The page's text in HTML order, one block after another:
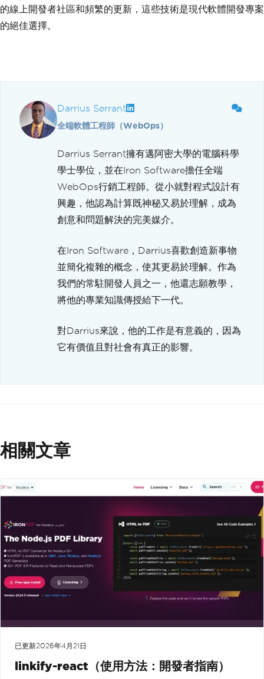
的線上開發者社區和頻繁的更新，這些技術是現代軟體開發專案
的絕佳選擇。
Darrius Serrant
全端軟體工程師（WebOps）
Darrius Serrant擁有邁阿密大學的電腦科學
學士學位，並在Iron Software擔任全端
WebOps行銷工程師。從小就對程式設計有
興趣，他認為計算既神秘又易於理解，成為
創意和問題解決的完美媒介。
在Iron Software，Darrius喜歡創造新事物
並簡化複雜的概念，使其更易於理解。作為
我們的常駐開發人員之一，他還志願教學，
將他的專業知識傳授給下一代。
對Darrius來說，他的工作是有意義的，因為
它有價值且對社會有真正的影響。
相關文章
已更新2026年4月21日
linkify-react（使用方法：開發者指南）